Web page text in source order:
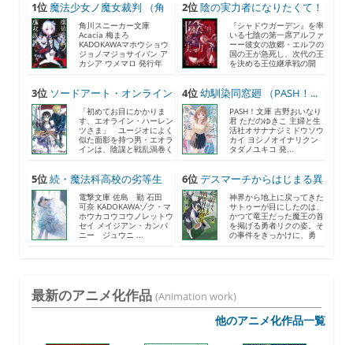
1位 魔法少女ノ魔女裁判 （角
川...
角川スニーカー文庫
Acacia 梅まろ
KADOKAWAマホウショウ
ジョノマジョサイバン ア
カシア ウメマロ 発行年
2位陰の実力者になりたくて！
...
『シャドウガーデン』を率
いる七陰の第一席アルファ
ーー彼女の故郷・エルフの
国の王が急死し、次代の王
を決める王位継承戦の開
3位 ソードアート・オンライン
2...
「初めてお目にかかりま
す、エオライン・ハーレン
ツさま」 ユージオによく
似た面影を持つ男・エオラ
インは、陰謀と戦乱渦巻く
4位幼馴染同窓廻 （PASH！...
PASH！文庫 吉野おいなり
君 ただのゆきこ 主婦と生
活社オサナナジミドウソウ
カイ ヨシノオイナリクン
タダノユキコ 発...
5位続・魔法科高校の劣等生
メ...
電撃文庫 佐島 勤 石田
可奈 KADOKAWAゾク・マ
ホウカコウコウノレットウ
セイ メイジアン・カンパ
ニー ジュウニ ...
6位デスマーチからはじまる異
世...
神界から地上に戻ってきた
サトゥーが目にしたのは、
かつて竜王だった魔王の首
を掲げる勇者リクの姿。そ
の事件をきっかけに、勇
最新のアニメ化作品 (Animation work)
他のアニメ化作品一覧